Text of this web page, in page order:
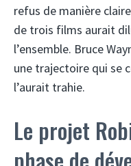
refus de manière
de trois films aurait
l’ensemble. Bruce
une trajectoire qui se
l’aurait trahie.
Le projet